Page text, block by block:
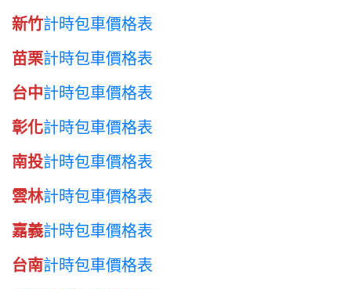
新竹計時包車價格表
苗栗計時包車價格表
台中計時包車價格表
彰化計時包車價格表
南投計時包車價格表
雲林計時包車價格表
嘉義計時包車價格表
台南計時包車價格表